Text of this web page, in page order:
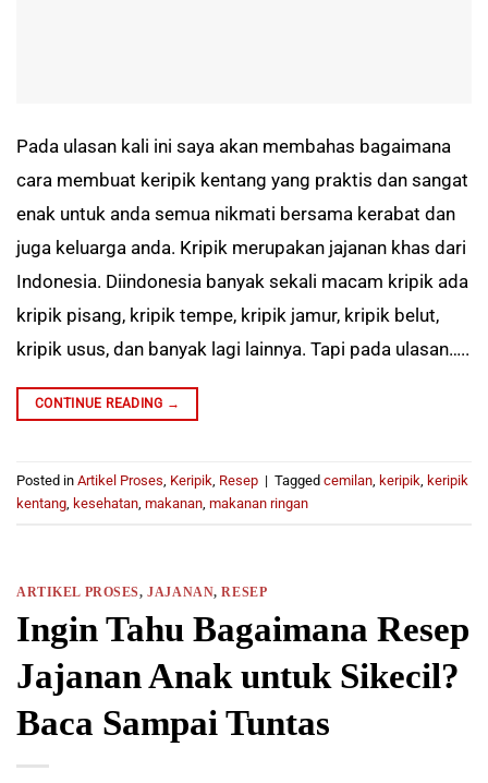
Pada ulasan kali ini saya akan membahas bagaimana
cara membuat keripik kentang yang praktis dan sangat
enak untuk anda semua nikmati bersama kerabat dan
juga keluarga anda. Kripik merupakan jajanan khas dari
Indonesia. Diindonesia banyak sekali macam kripik ada
kripik pisang, kripik tempe, kripik jamur, kripik belut,
kripik usus, dan banyak lagi lainnya. Tapi pada ulasan…..
CONTINUE READING →
Posted in Artikel Proses, Keripik, Resep | Tagged cemilan, keripik, keripik
kentang, kesehatan, makanan, makanan ringan
ARTIKEL PROSES,JAJANAN,RESEP
Ingin Tahu Bagaimana Resep
Jajanan Anak untuk Sikecil?
Baca Sampai Tuntas